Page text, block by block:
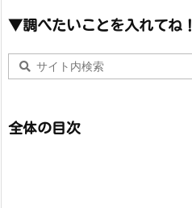
▼調べたいことを入れてね！
全体の目次